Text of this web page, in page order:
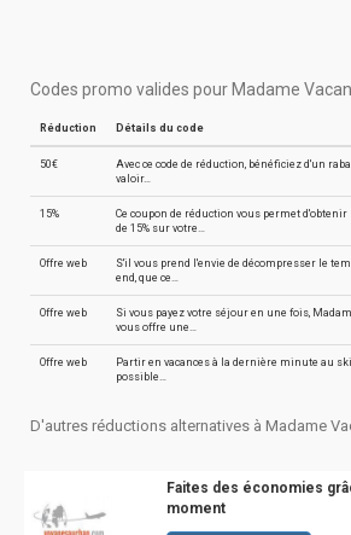
Codes promo valides pour Madame
Réduction Détails du code
50€
Avec ce code de réduction, bénéficiez d'un
valoir…
15%
Ce coupon de réduction vous permet
de 15% sur votre…
Offre web
S'il vous prend l'envie de décompresser le
end, que ce…
Offre web
Si vous payez votre séjour en une fois,
vous offre une…
Offre web
Partir en vacances à la dernière minute au
possible…
D'autres réductions alternatives à Madame
Faites des économies
moment